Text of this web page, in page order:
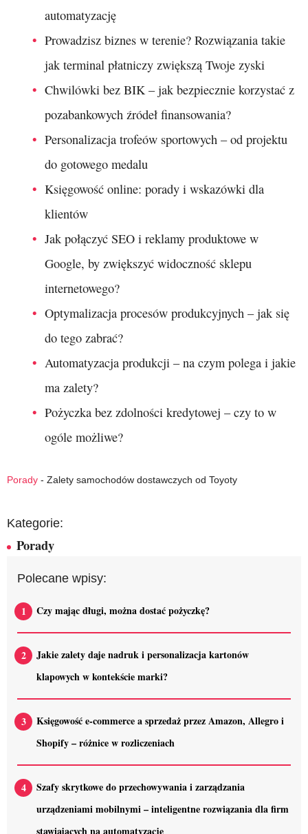
automatyzację
Prowadzisz biznes w terenie? Rozwiązania takie
jak terminal płatniczy zwiększą Twoje zyski
Chwilówki bez BIK – jak bezpiecznie korzystać z
pozabankowych źródeł finansowania?
Personalizacja trofeów sportowych – od projektu
do gotowego medalu
Księgowość online: porady i wskazówki dla
klientów
Jak połączyć SEO i reklamy produktowe w
Google, by zwiększyć widoczność sklepu
internetowego?
Optymalizacja procesów produkcyjnych – jak się
do tego zabrać?
Automatyzacja produkcji – na czym polega i jakie
ma zalety?
Pożyczka bez zdolności kredytowej – czy to w
ogóle możliwe?
Porady - Zalety samochodów dostawczych od Toyoty
Kategorie:
Porady
Polecane wpisy:
Czy mając długi, można dostać pożyczkę?
Jakie zalety daje nadruk i personalizacja kartonów
klapowych w kontekście marki?
Księgowość e-commerce a sprzedaż przez Amazon, Allegro i
Shopify – różnice w rozliczeniach
Szafy skrytkowe do przechowywania i zarządzania
urządzeniami mobilnymi – inteligentne rozwiązania dla firm
stawiających na automatyzację